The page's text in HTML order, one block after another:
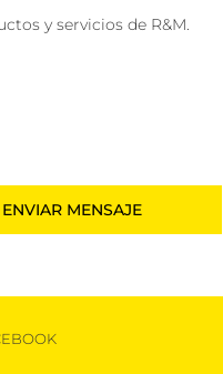
y servicios de R&M.